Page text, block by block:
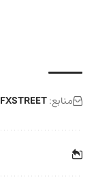
منابع:FXSTREET